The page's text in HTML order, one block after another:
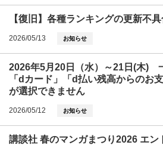
【復旧】各種ランキングの更新不
2026/05/13 お知らせ
2026年5月20日（水）～21日(木)
「dカード」「d払い残高からのお
が選択できません
2026/05/12 お知らせ
講談社 春のマンガまつり2026 エン